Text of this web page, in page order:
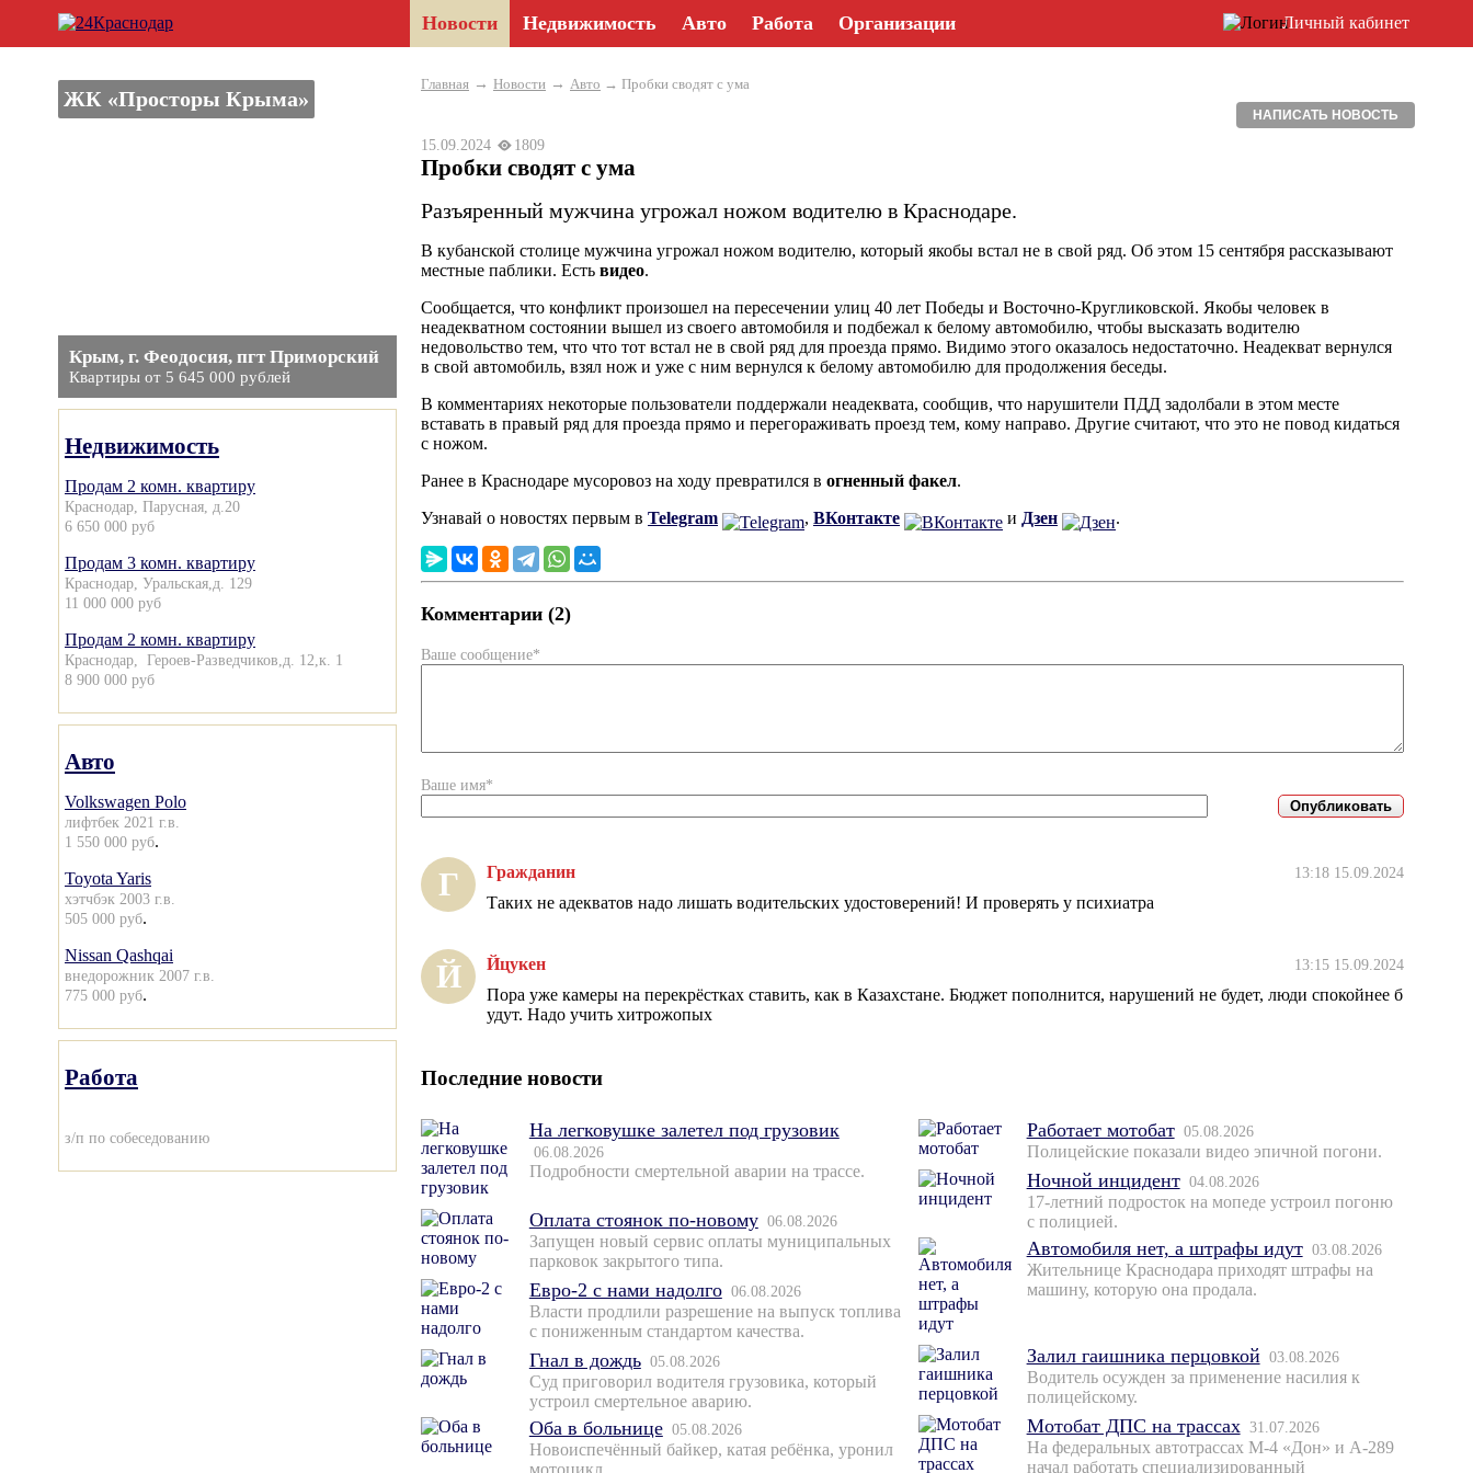
Новости Недвижимость Авто Работа Организации Личный кабинет
ЖК «Просторы Крыма»
Крым, г. Феодосия, пгт Приморский
Квартиры от 5 645 000 рублей
Недвижимость
Продам 2 комн. квартиру
Краснодар, Парусная, д.20
6 650 000 руб
Продам 3 комн. квартиру
Краснодар, Уральская,д. 129
11 000 000 руб
Продам 2 комн. квартиру
Краснодар, Героев-Разведчиков,д. 12,к. 1
8 900 000 руб
Авто
Volkswagen Polo
лифтбек 2021 г.в.
1 550 000 руб.
Toyota Yaris
хэтчбэк 2003 г.в.
505 000 руб.
Nissan Qashqai
внедорожник 2007 г.в.
775 000 руб.
Работа
з/п по собеседованию
Главная → Новости → Авто → Пробки сводят с ума
НАПИСАТЬ НОВОСТЬ
15.09.2024 1809
Пробки сводят с ума
Разъяренный мужчина угрожал ножом водителю в Краснодаре.
В кубанской столице мужчина угрожал ножом водителю, который якобы встал не в свой ряд. Об этом 15 сентября рассказывают
местные паблики. Есть видео.
Сообщается, что конфликт произошел на пересечении улиц 40 лет Победы и Восточно-Кругликовской. Якобы человек в
неадекватном состоянии вышел из своего автомобиля и подбежал к белому автомобилю, чтобы высказать водителю
недовольство тем, что что тот встал не в свой ряд для проезда прямо. Видимо этого оказалось недостаточно. Неадекват вернулся
в свой автомобиль, взял нож и уже с ним вернулся к белому автомобилю для продолжения беседы.
В комментариях некоторые пользователи поддержали неадеквата, сообщив, что нарушители ПДД задолбали в этом месте
вставать в правый ряд для проезда прямо и перегораживать проезд тем, кому направо. Другие считают, что это не повод кидаться
с ножом.
Ранее в Краснодаре мусоровоз на ходу превратился в огненный факел.
Узнавай о новостях первым в Telegram , ВКонтакте и Дзен .
Комментарии (2)
Ваше сообщение*
Ваше имя*
Г Гражданин 13:18 15.09.2024
Таких не адекватов надо лишать водительских удостоверений! И проверять у психиатра
Й Йцукен 13:15 15.09.2024
Пора уже камеры на перекрёстках ставить, как в Казахстане. Бюджет пополнится, нарушений не будет, люди спокойнее б
удут. Надо учить хитрожопых
Последние новости
На легковушке залетел под грузовик
06.08.2026
Подробности смертельной аварии на трассе.
Оплата стоянок по-новому 06.08.2026
Запущен новый сервис оплаты муниципальных
парковок закрытого типа.
Евро-2 с нами надолго 06.08.2026
Власти продлили разрешение на выпуск топлива
с пониженным стандартом качества.
Гнал в дождь 05.08.2026
Суд приговорил водителя грузовика, который
устроил смертельное аварию.
Оба в больнице 05.08.2026
Новоиспечённый байкер, катая ребёнка, уронил
Работает мотобат 05.08.2026
Полицейские показали видео эпичной погони.
Ночной инцидент 04.08.2026
17-летний подросток на мопеде устроил погоню
с полицией.
Автомобиля нет, а штрафы идут 03.08.2026
Жительнице Краснодара приходят штрафы на
машину, которую она продала.
Залил гаишника перцовкой 03.08.2026
Водитель осужден за применение насилия к
полицейскому.
Мотобат ДПС на трассах 31.07.2026
На федеральных автотрассах М-4 «Дон» и А-289
начал работать специализированный